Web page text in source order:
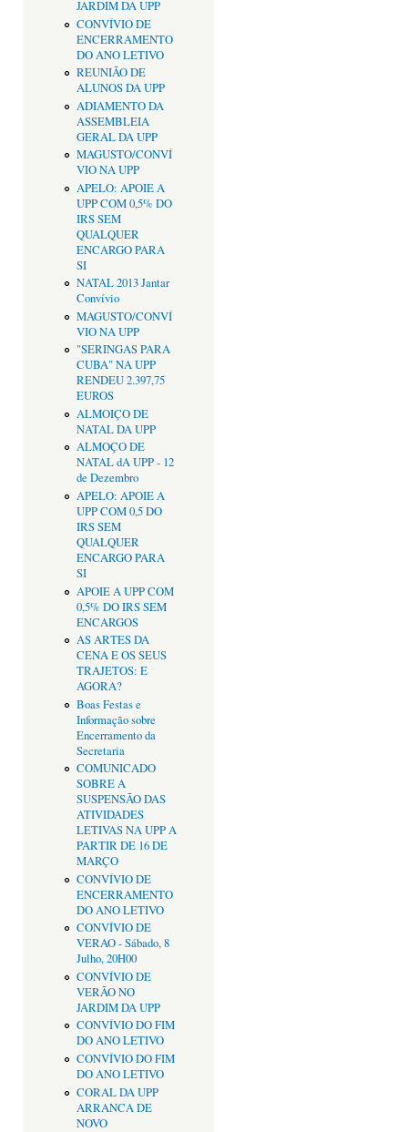
JARDIM DA UPP
CONVÍVIO DE
ENCERRAMENTO
DO ANO LETIVO
REUNIÃO DE
ALUNOS DA UPP
ADIAMENTO DA
ASSEMBLEIA
GERAL DA UPP
MAGUSTO/CONVÍ
VIO NA UPP
APELO: APOIE A
UPP COM 0,5% DO
IRS SEM
QUALQUER
ENCARGO PARA
SI
NATAL 2013 Jantar
Convívio
MAGUSTO/CONVÍ
VIO NA UPP
"SERINGAS PARA
CUBA" NA UPP
RENDEU 2.397,75
EUROS
ALMOIÇO DE
NATAL DA UPP
ALMOÇO DE
NATAL dA UPP - 12
de Dezembro
APELO: APOIE A
UPP COM 0,5 DO
IRS SEM
QUALQUER
ENCARGO PARA
SI
APOIE A UPP COM
0,5% DO IRS SEM
ENCARGOS
AS ARTES DA
CENA E OS SEUS
TRAJETOS: E
AGORA?
Boas Festas e
Informação sobre
Encerramento da
Secretaria
COMUNICADO
SOBRE A
SUSPENSÃO DAS
ATIVIDADES
LETIVAS NA UPP A
PARTIR DE 16 DE
MARÇO
CONVÍVIO DE
ENCERRAMENTO
DO ANO LETIVO
CONVÍVIO DE
VERAO - Sábado, 8
Julho, 20H00
CONVÍVIO DE
VERÃO NO
JARDIM DA UPP
CONVÍVIO DO FIM
DO ANO LETIVO
CONVÍVIO DO FIM
DO ANO LETIVO
CORAL DA UPP
ARRANCA DE
NOVO